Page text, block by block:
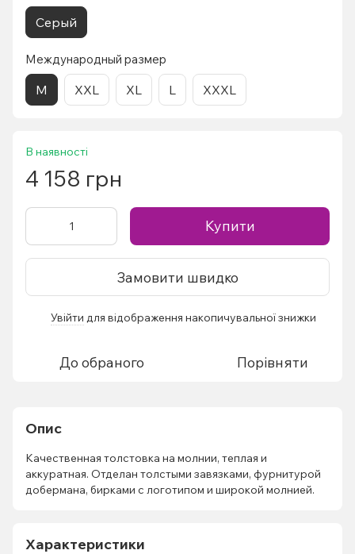
Серый
Международный размер
M XXL XL L XXXL
В наявності
4 158 грн
Купити
Замовити швидко
Увійти для відображення накопичувальної знижки
До обраного Порівняти
Опис
Качественная толстовка на молнии, теплая и
аккуратная. Отделан толстыми завязками, фурнитурой
добермана, бирками с логотипом и широкой молнией.
Характеристики